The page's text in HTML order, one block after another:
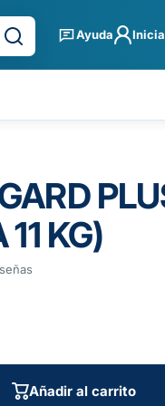
Ayuda
KG)
Añadir al carrito